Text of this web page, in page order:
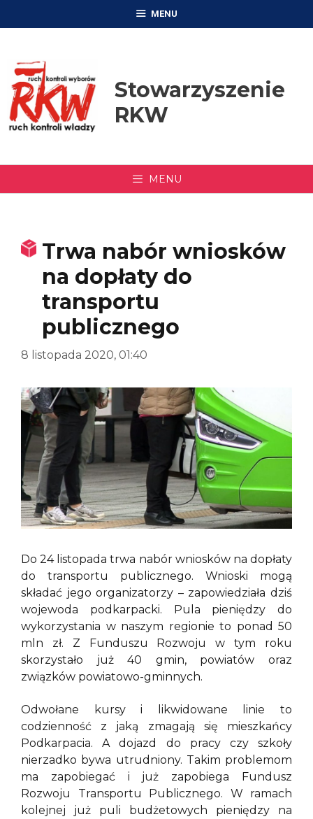
MENU
Stowarzyszenie
RKW
MENU
Trwa nabór wniosków
na dopłaty do
transportu
publicznego
8 listopada 2020, 01:40
Do 24 listopada trwa nabór wniosków na dopłaty
do transportu publicznego. Wnioski mogą
składać jego organizatorzy – zapowiedziała dziś
wojewoda podkarpacki. Pula pieniędzy do
wykorzystania w naszym regionie to ponad 50
mln zł. Z Funduszu Rozwoju w tym roku
skorzystało już 40 gmin, powiatów oraz
związków powiatowo-gminnych.
Odwołane kursy i likwidowane linie to
codzienność z jaką zmagają się mieszkańcy
Podkarpacia. A dojazd do pracy czy szkoły
nierzadko bywa utrudniony. Takim problemom
ma zapobiegać i już zapobiega Fundusz
Rozwoju Transportu Publicznego. W ramach
kolejnej już puli budżetowych pieniędzy na